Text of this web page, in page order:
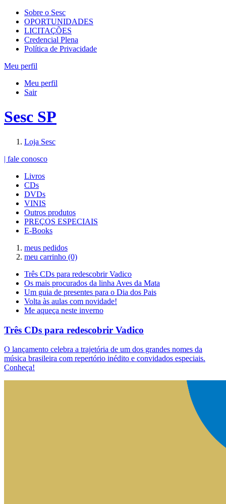
Sobre o Sesc
OPORTUNIDADES
LICITAÇÕES
Credencial Plena
Política de Privacidade
Meu perfil
Meu perfil
Sair
Sesc SP
Loja Sesc
| fale conosco
Livros
CDs
DVDs
VINIS
Outros produtos
PREÇOS ESPECIAIS
E-Books
meus pedidos
meu carrinho (0)
Três CDs para redescobrir Vadico
Os mais procurados da linha Aves da Mata
Um guia de presentes para o Dia dos Pais
Volta às aulas com novidade!
Me aqueça neste inverno
Três CDs para redescobrir Vadico
O lançamento celebra a trajetória de um dos grandes nomes da
música brasileira com repertório inédito e convidados especiais.
Conheça!